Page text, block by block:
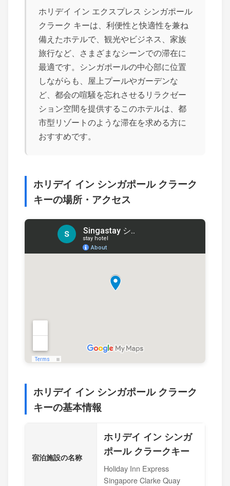
ホリデイ イン エクスプレス シンガポール
クラーク キーは、利便性と快適性を兼ね
備えたホテルで、観光やビジネス、家族
旅行など、さまざまなシーンでの滞在に
最適です。シンガポールの中心部に位置
しながらも、屋上プールやガーデンな
ど、都会の喧騒を忘れさせるリラクゼー
ション空間を提供するこのホテルは、都
市型リゾートのような滞在を求める方に
おすすめです。
ホリデイ イン シンガポール クラーク
キーの場所・アクセス
ホリデイ イン シンガポール クラーク
キーの基本情報
宿泊施設の名称
ホリデイ イン シンガ
ポール クラークキー
Holiday Inn Express
Singapore Clarke Quay